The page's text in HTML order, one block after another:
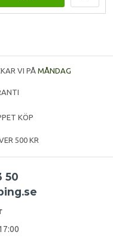
VI PÅ MÅNDAG
KÖP
500 KR
50